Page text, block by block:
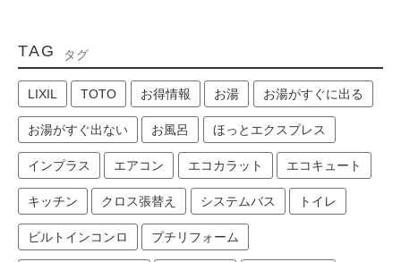
TAG タグ
LIXIL TOTO お得情報 お湯 お湯がすぐに出る
お湯がすぐ出ない お風呂 ほっとエクスプレス
インプラス エアコン エコカラット エコキュート
キッチン クロス張替え システムバス トイレ
ビルトインコンロ プチリフォーム